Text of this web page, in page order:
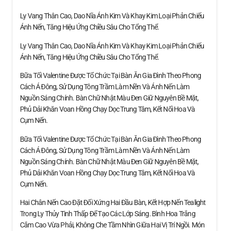
Ly Vang Thân Cao, Dao Nĩa Ánh Kim Và Khay Kim Loại Phản Chiếu
Ánh Nến, Tăng Hiệu Ứng Chiều Sâu Cho Tổng Thể.
Ly Vang Thân Cao, Dao Nĩa Ánh Kim Và Khay Kim Loại Phản Chiếu
Ánh Nến, Tăng Hiệu Ứng Chiều Sâu Cho Tổng Thể.
Bữa Tối Valentine Được Tổ Chức Tại Bàn Ăn Gia Đình Theo Phong
Cách Á Đông, Sử Dụng Tông Trầm Làm Nền Và Ánh Nến Làm
Nguồn Sáng Chính. Bàn Chữ Nhật Màu Đen Giữ Nguyên Bề Mặt,
Phủ Dải Khăn Voan Hồng Chạy Dọc Trung Tâm, Kết Nối Hoa Và
Cụm Nến.
Bữa Tối Valentine Được Tổ Chức Tại Bàn Ăn Gia Đình Theo Phong
Cách Á Đông, Sử Dụng Tông Trầm Làm Nền Và Ánh Nến Làm
Nguồn Sáng Chính. Bàn Chữ Nhật Màu Đen Giữ Nguyên Bề Mặt,
Phủ Dải Khăn Voan Hồng Chạy Dọc Trung Tâm, Kết Nối Hoa Và
Cụm Nến.
Hai Chân Nến Cao Đặt Đối Xứng Hai Đầu Bàn, Kết Hợp Nến Tealight
Trong Ly Thủy Tinh Thấp Để Tạo Các Lớp Sáng. Bình Hoa Trắng
Cắm Cao Vừa Phải, Không Che Tầm Nhìn Giữa Hai Vị Trí Ngồi. Món